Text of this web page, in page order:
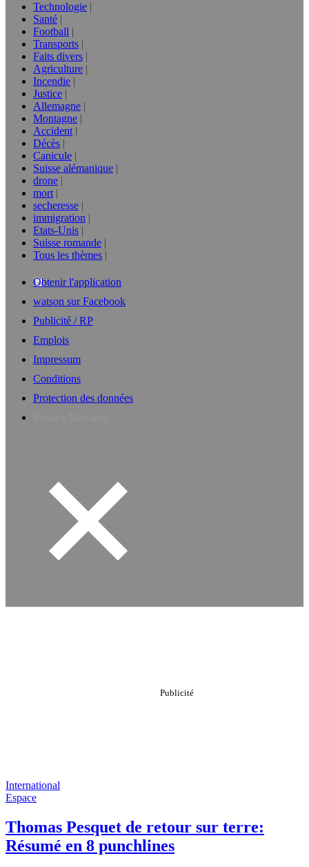
Technologie
Santé
Football
Transports
Faits divers
Agriculture
Incendie
Justice
Allemagne
Montagne
Accident
Décès
Canicule
Suisse alémanique
drone
mort
secheresse
immigration
Etats-Unis
Suisse romande
Tous les thèmes
Obtenir l'application
watson sur Facebook
Publicité / RP
Emplois
Impressum
Conditions
Protection des données
International
Espace
Thomas Pesquet de retour sur terre:
Résumé en 8 punchlines